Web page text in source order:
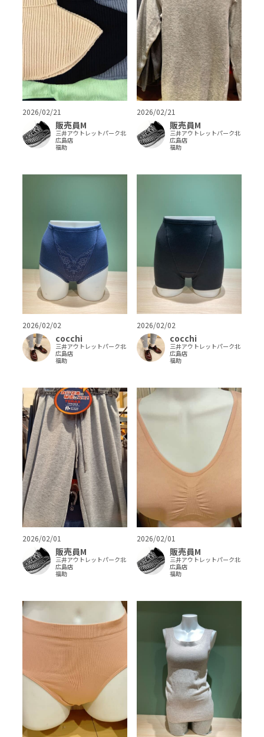
2026/02/21
販売員M
三井アウトレットパーク北
広島店
福助
2026/02/21
販売員M
三井アウトレットパーク北
広島店
福助
2026/02/02
cocchi
三井アウトレットパーク北
広島店
福助
2026/02/02
cocchi
三井アウトレットパーク北
広島店
福助
2026/02/01
販売員M
三井アウトレットパーク北
広島店
福助
2026/02/01
販売員M
三井アウトレットパーク北
広島店
福助